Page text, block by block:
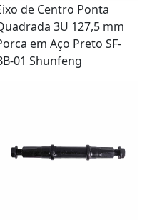
de Centro Ponta
3U 127,5 mm
em Aço Preto SF-
01 Shunfeng